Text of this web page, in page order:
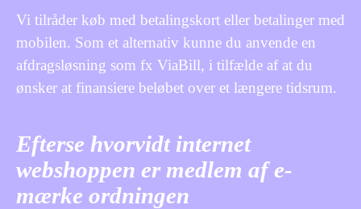
Vi tilråder køb med betalingskort eller betalinger med
mobilen. Som et alternativ kunne du anvende en
afdragsløsning som fx ViaBill, i tilfælde af at du
ønsker at finansiere beløbet over et længere tidsrum.
Efterse hvorvidt internet
webshoppen er medlem af e-
mærke ordningen